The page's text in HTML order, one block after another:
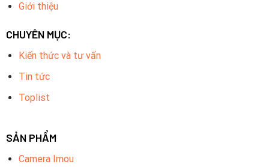
Giới thiệu
CHUYÊN MỤC:
Kiến thức và tư vấn
Tin tức
Toplist
SẢN PHẨM
Camera Imou